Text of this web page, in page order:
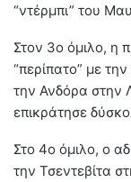
“ντέρμπι” του
Στον 3ο όμιλο, η
“περίπατο” με
την Ανδόρα στην
επικράτησε
Στο 4ο όμιλο, ο
την Τσεντεβίτα